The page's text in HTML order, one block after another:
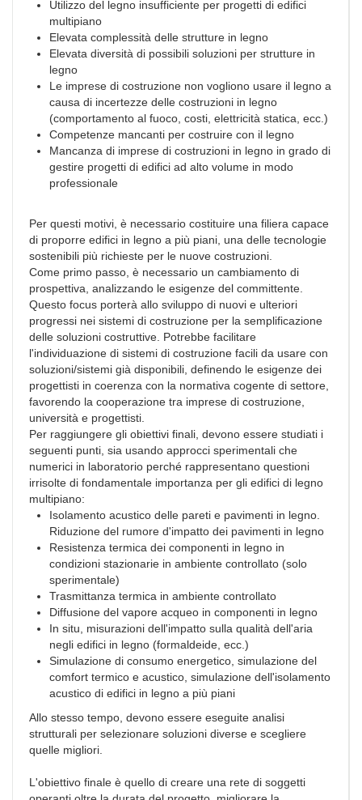
Utilizzo del legno insufficiente per progetti di edifici
multipiano
Elevata complessità delle strutture in legno
Elevata diversità di possibili soluzioni per strutture in
legno
Le imprese di costruzione non vogliono usare il legno a
causa di incertezze delle costruzioni in legno
(comportamento al fuoco, costi, elettricità statica, ecc.)
Competenze mancanti per costruire con il legno
Mancanza di imprese di costruzioni in legno in grado di
gestire progetti di edifici ad alto volume in modo
professionale
Per questi motivi, è necessario costituire una filiera capace
di proporre edifici in legno a più piani, una delle tecnologie
sostenibili più richieste per le nuove costruzioni.
Come primo passo, è necessario un cambiamento di
prospettiva, analizzando le esigenze del committente.
Questo focus porterà allo sviluppo di nuovi e ulteriori
progressi nei sistemi di costruzione per la semplificazione
delle soluzioni costruttive. Potrebbe facilitare
l'individuazione di sistemi di costruzione facili da usare con
soluzioni/sistemi già disponibili, definendo le esigenze dei
progettisti in coerenza con la normativa cogente di settore,
favorendo la cooperazione tra imprese di costruzione,
università e progettisti.
Per raggiungere gli obiettivi finali, devono essere studiati i
seguenti punti, sia usando approcci sperimentali che
numerici in laboratorio perché rappresentano questioni
irrisolte di fondamentale importanza per gli edifici di legno
multipiano:
Isolamento acustico delle pareti e pavimenti in legno.
Riduzione del rumore d'impatto dei pavimenti in legno
Resistenza termica dei componenti in legno in
condizioni stazionarie in ambiente controllato (solo
sperimentale)
Trasmittanza termica in ambiente controllato
Diffusione del vapore acqueo in componenti in legno
In situ, misurazioni dell'impatto sulla qualità dell'aria
negli edifici in legno (formaldeide, ecc.)
Simulazione di consumo energetico, simulazione del
comfort termico e acustico, simulazione dell'isolamento
acustico di edifici in legno a più piani
Allo stesso tempo, devono essere eseguite analisi
strutturali per selezionare soluzioni diverse e scegliere
quelle migliori.
L'obiettivo finale è quello di creare una rete di soggetti